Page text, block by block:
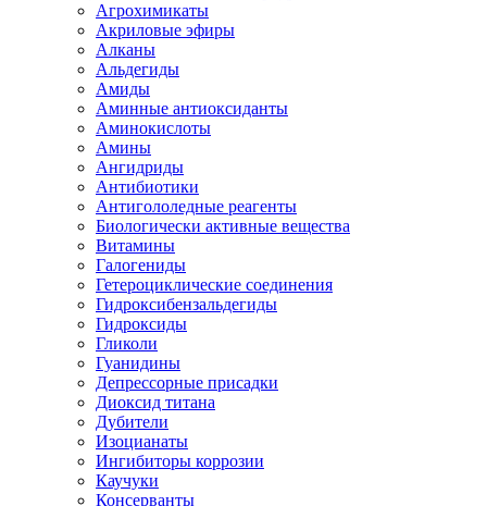
Агрохимикаты
Акриловые эфиры
Алканы
Альдегиды
Амиды
Аминные антиоксиданты
Аминокислоты
Амины
Ангидриды
Антибиотики
Антигололедные реагенты
Биологически активные вещества
Витамины
Галогениды
Гетероциклические соединения
Гидроксибензальдегиды
Гидроксиды
Гликоли
Гуанидины
Депрессорные присадки
Диоксид титана
Дубители
Изоцианаты
Ингибиторы коррозии
Каучуки
Консерванты